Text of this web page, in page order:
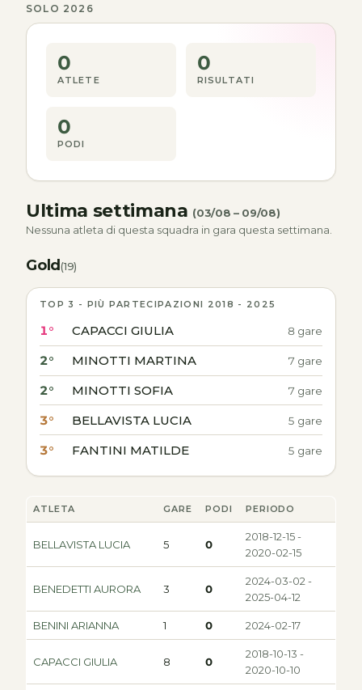
SOLO 2026
0
ATLETE
0
RISULTATI
0
PODI
Ultima settimana (03/08 – 09/08)
Nessuna atleta di questa squadra in gara questa settimana.
Gold(19)
TOP 3 - PIÙ PARTECIPAZIONI 2018 - 2025
1° CAPACCI GIULIA 8 gare
2° MINOTTI MARTINA 7 gare
2° MINOTTI SOFIA 7 gare
3° BELLAVISTA LUCIA 5 gare
3° FANTINI MATILDE 5 gare
ATLETA GARE PODI PERIODO
BELLAVISTA LUCIA 5 0
2018-12-15 -
2020-02-15
BENEDETTI AURORA 3 0
2024-03-02 -
2025-04-12
BENINI ARIANNA 1 0 2024-02-17
CAPACCI GIULIA 8 0
2018-10-13 -
2020-10-10